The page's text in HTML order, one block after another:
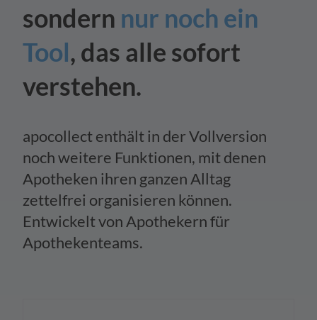
sondern nur noch ein
Tool, das alle sofort
verstehen.
apocollect enthält in der Vollversion
noch weitere Funktionen, mit denen
Apotheken ihren ganzen Alltag
zettelfrei organisieren können.
Entwickelt von Apothekern für
Apothekenteams.